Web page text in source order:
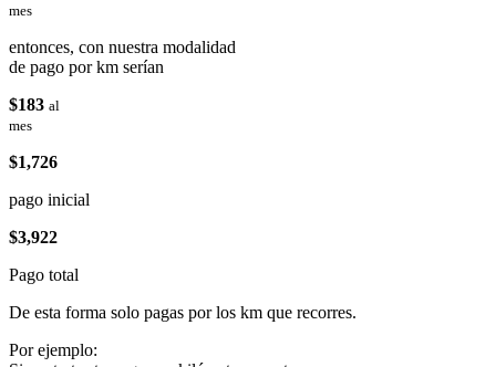
mes
entonces, con nuestra modalidad
de pago por km serían
$183 al
mes
$1,726
pago inicial
$3,922
Pago total
De esta forma solo pagas por los km que recorres.
Por ejemplo: